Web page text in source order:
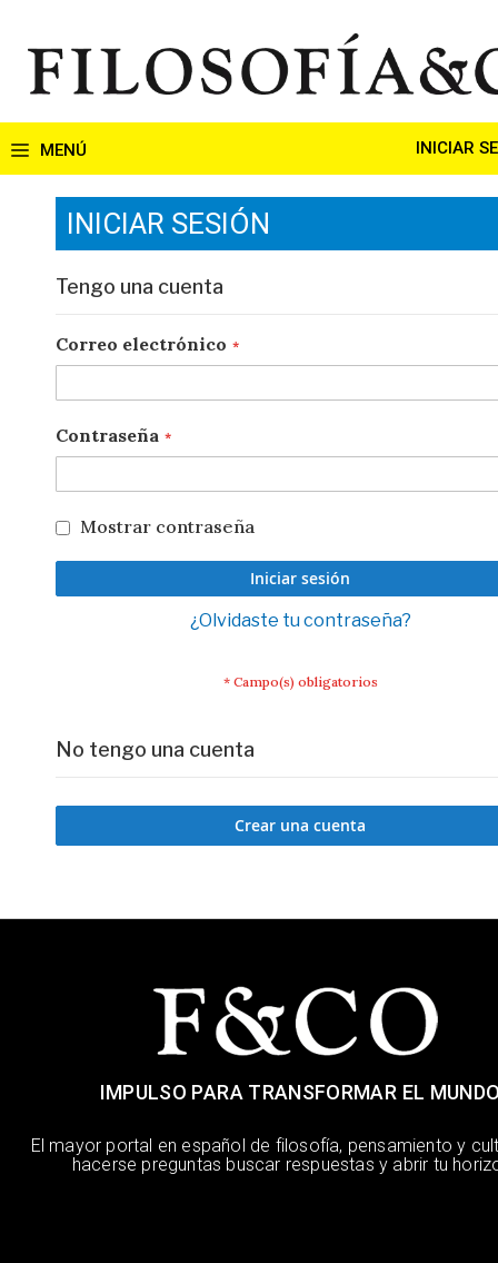
contenido
INICIAR
INICIAR SESIÓN
Tengo una cuenta
Correo electrónico
Contraseña
Mostrar contraseña
Iniciar sesión
¿Olvidaste tu contraseña?
No tengo una cuenta
Crear una cuenta
IMPULSO PARA TRANSFORMAR EL
El mayor portal en español de filosofía, pensamiento y
hacerse preguntas buscar respuestas y abrir tu